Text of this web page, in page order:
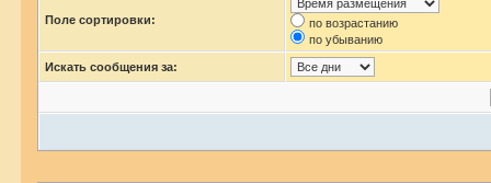
Поле сортировки:
по возрастанию
по убыванию
Искать сообщения за: